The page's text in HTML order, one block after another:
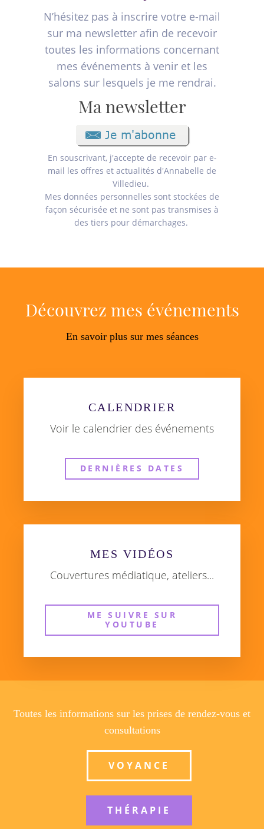
N’hésitez pas à inscrire votre e-mail
sur ma newsletter afin de recevoir
toutes les informations concernant
mes événements à venir et les
salons sur lesquels je me rendrai.
Ma newsletter
En souscrivant, j'accepte de recevoir par e-
mail les offres et actualités d'Annabelle de
Villedieu.
Mes données personnelles sont stockées de
façon sécurisée et ne sont pas transmises à
des tiers pour démarchages.
Découvrez mes événements
En savoir plus sur mes séances
CALENDRIER
Voir le calendrier des événements
DERNIÈRES DATES
MES VIDÉOS
Couvertures médiatique, ateliers...
ME SUIVRE SUR
YOUTUBE
Toutes les informations sur les prises de rendez-vous et
consultations
VOYANCE
THÉRAPIE